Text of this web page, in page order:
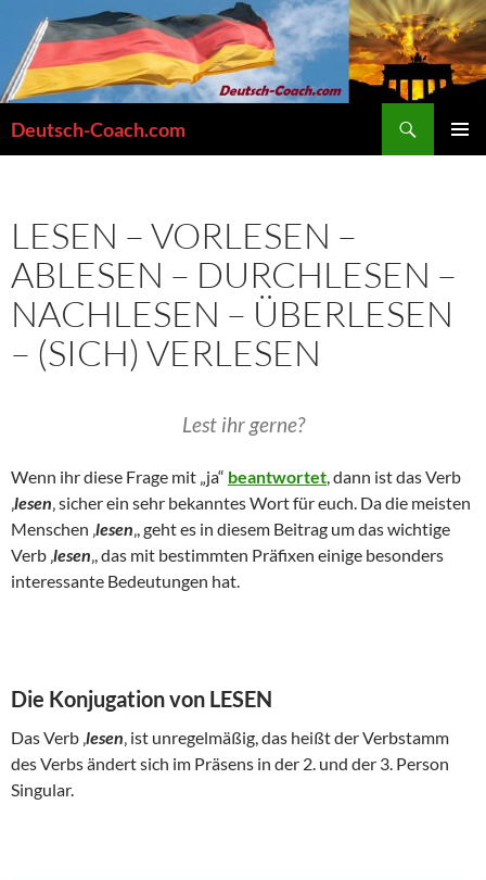
Inhalt
springen
Deutsch-Coach.com
LESEN – VORLESEN –
ABLESEN – DURCHLESEN –
NACHLESEN – ÜBERLESEN
– (SICH) VERLESEN
Lest ihr gerne?
Wenn ihr diese Frage mit „ja“ beantwortet , dann ist das Verb
lesen ‚ sicher ein sehr bekanntes Wort für euch. Da die meisten
Menschen ‚ lesen ‚, geht es in diesem Beitrag um das wichtige
Verb ‚ lesen ‚, das mit bestimmten Präfixen einige besonders
interessante Bedeutungen hat.
Die Konjugation von LESEN
Das Verb ‚ lesen ‚ ist unregelmäßig, das heißt der Verbstamm
des Verbs ändert sich im Präsens in der 2. und der 3. Person
Singular.